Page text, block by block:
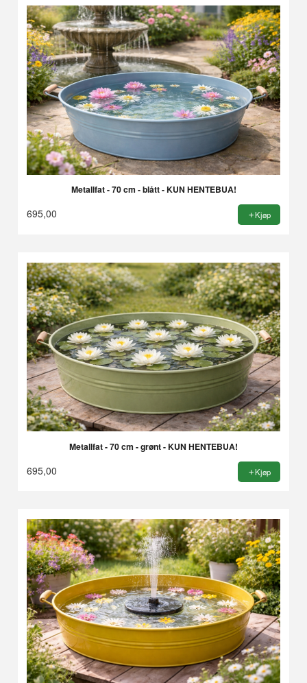
Metallfat - 70 cm - blått - KUN HENTEBUA!
695,00 Kjøp
Metallfat - 70 cm - grønt - KUN HENTEBUA!
695,00 Kjøp